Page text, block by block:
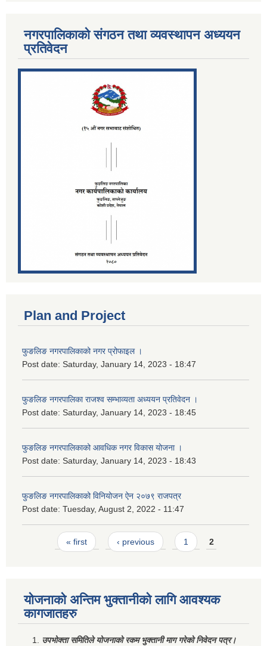
नगरपालिकाको संगठन तथा व्यवस्थापन अध्ययन
प्रतिवेदन
Plan and Project
फुङलिङ नगरपालिकाको नगर प्रोफाइल ।
Post date: Saturday, January 14, 2023 - 18:47
फुङलिङ नगरपालिका राजश्व सम्भाव्यता अध्ययन प्रतिवेदन ।
Post date: Saturday, January 14, 2023 - 18:45
फुङलिङ नगरपालिकाको आवधिक नगर विकास योजना ।
Post date: Saturday, January 14, 2023 - 18:43
फुङलिङ नगरपालिकाको विनियोजन ऐन २०७९ राजपत्र
Post date: Tuesday, August 2, 2022 - 11:47
Pages« first ‹ previous 1 2
योजनाको अन्तिम भुक्तानीको लागि आवश्यक
कागजातहरु
उपभोक्ता समितिले योजनाको रकम भुक्तानी माग गरेको निवेदन पत्र।